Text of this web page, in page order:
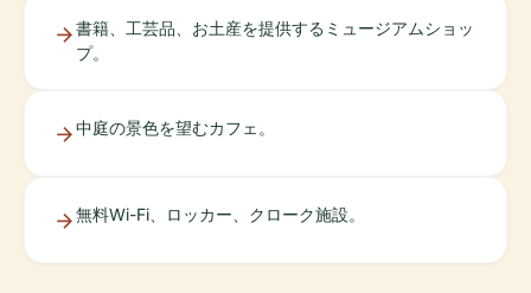
書籍、工芸品、お土産を提供するミュージアムショッ
プ。
中庭の景色を望むカフェ。
無料Wi-Fi、ロッカー、クローク施設。